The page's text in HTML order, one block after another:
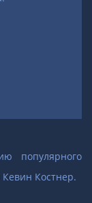
популярного
Костнер.